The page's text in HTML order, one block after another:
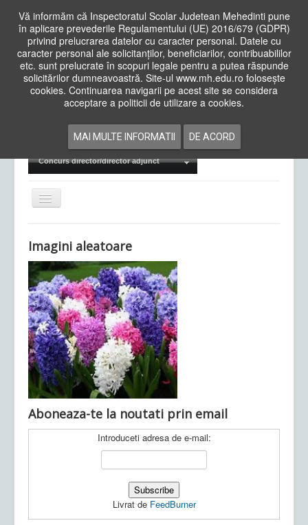
Vă informăm că Inspectoratul Scolar Judetean Mehedinti pune
în aplicare prevederile Regulamentului (UE) 2016/679 (GDPR)
privind prelucrarea datelor cu caracter personal. Datele cu
caracter personal ale solicitanților, beneficiarilor, contribuabililor
etc. sunt prelucrate în scopuri legale pentru a putea răspunde
solicitărilor dumneavoastră. Site-ul www.mh.edu.ro folosește
cookies. Continuarea navigarii pe acest site se considera
acceptare a politicii de utilizare a cookies.
MAI MULTE INFORMATII DE ACORD
Cauta
in
siteAcasa Cadre Didactice
Examene Naționale
Concurs director/director adjunct
Comută
navigarea
Ultimele articole: Vi, 04.11.2022 -
Județean Mehedinți
Imagini aleatoare
Aboneaza-te la noutati prin email
Introduceti adresa de e-mail:
Livrat de FeedBurner